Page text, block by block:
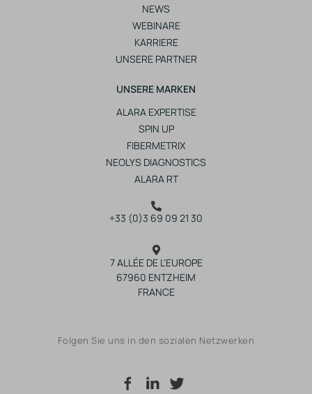
NEWS
WEBINARE
KARRIERE
UNSERE PARTNER
UNSERE MARKEN
ALARA EXPERTISE
SPIN UP
FIBERMETRIX
NEOLYS DIAGNOSTICS
ALARA RT
+33 (0)3 69 09 21 30
7 ALLÉE DE L'EUROPE
67960 ENTZHEIM
FRANCE
Folgen Sie uns in den sozialen Netzwerken